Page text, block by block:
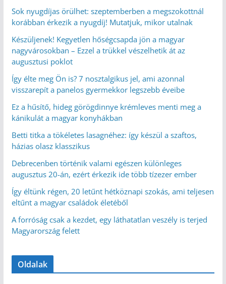
Sok nyugdíjas örülhet: szeptemberben a megszokottnál
korábban érkezik a nyugdíj! Mutatjuk, mikor utalnak
Készüljenek! Kegyetlen hőségcsapda jön a magyar
nagyvárosokban – Ezzel a trükkel vészelhetik át az
augusztusi poklot
Így élte meg Ön is? 7 nosztalgikus jel, ami azonnal
visszarepít a panelos gyermekkor legszebb éveibe
Ez a hűsítő, hideg görögdinnye krémleves menti meg a
kánikulát a magyar konyhákban
Betti titka a tökéletes lasagnéhez: így készül a szaftos,
házias olasz klasszikus
Debrecenben történik valami egészen különleges
augusztus 20-án, ezért érkezik ide több tízezer ember
Így éltünk régen, 20 letűnt hétköznapi szokás, ami teljesen
eltűnt a magyar családok életéből
A forróság csak a kezdet, egy láthatatlan veszély is terjed
Magyarország felett
Oldalak